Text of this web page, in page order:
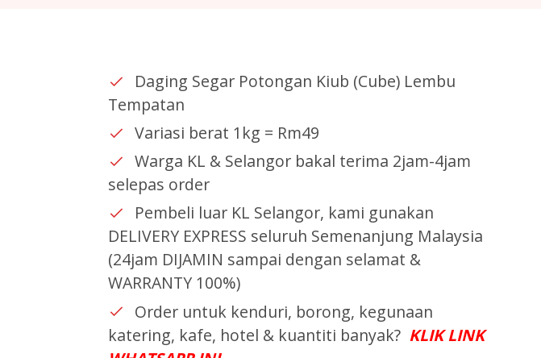
Daging Segar Potongan Kiub (Cube) Lembu
Tempatan
Variasi berat 1kg = Rm49
Warga KL & Selangor bakal terima 2jam-4jam
selepas order
Pembeli luar KL Selangor, kami gunakan
DELIVERY EXPRESS seluruh Semenanjung Malaysia
(24jam DIJAMIN sampai dengan selamat &
WARRANTY 100%)
Order untuk kenduri, borong, kegunaan
katering, kafe, hotel & kuantiti banyak? KLIK LINK